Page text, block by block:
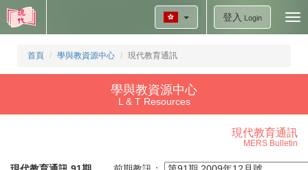
登入 Login
首頁 學與教資源中心 現代教育通訊
學與教資源中心
L & T Resources
現代教育通訊
MERS Bulletin